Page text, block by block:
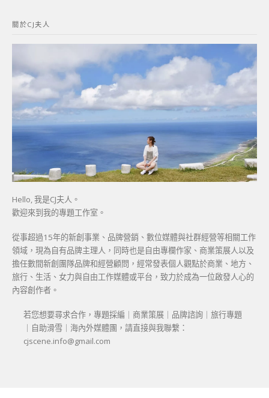
字:
關於CJ夫人
Hello, 我是CJ夫人。
歡迎來到我的專題工作室。
從事超過15年的新創事業、品牌營銷、數位媒體與社群經營等相關工作
領域，現為自有品牌主理人，同時也是自由專欄作家、商業策展人以及
擔任數間新創團隊品牌和經營顧問，經常發表個人觀點於商業、地方、
旅行、生活、女力與自由工作媒體或平台，致力於成為一位啟發人心的
內容創作者。
若您想要尋求合作，專題採編｜商業策展｜品牌諮詢｜旅行專題
｜自助滑雪｜海內外媒體團，請直接與我聯繫：
cjscene.info@gmail.com